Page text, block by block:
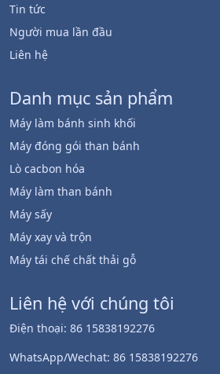
Tin tức
Người mua lần đầu
Liên hệ
Danh mục sản phẩm
Máy làm bánh sinh khối
Máy đóng gói than bánh
Lò cacbon hóa
Máy làm than bánh
Máy sấy
Máy xay và trộn
Máy tái chế chất thải gỗ
Liên hệ với chúng tôi
Điện thoại: 86 15838192276
WhatsApp/Wechat: 86 15838192276